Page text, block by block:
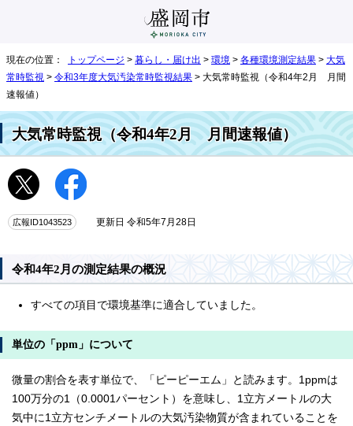
現在の位置： トップページ > 暮らし・届け出 > 環境 > 各種環境測定結果 > 大気
常時監視 > 令和3年度大気汚染常時監視結果 > 大気常時監視（令和4年2月 月間
速報値）
大気常時監視（令和4年2月 月間速報値）
広報ID1043523 更新日 令和5年7月28日
令和4年2月の測定結果の概況
すべての項目で環境基準に適合していました。
単位の「ppm」について
微量の割合を表す単位で、「ピーピーエム」と読みます。1ppmは
100万分の1（0.0001パーセント）を意味し、1立方メートルの大
気中に1立方センチメートルの大気汚染物質が含まれていることを